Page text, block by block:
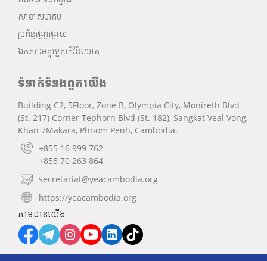
សាខាសមាគម
ប្រព័ន្ធផ្សព្វផ្សាយ
ឯកសារមគ្គុទ្ទេសក៍វិនិយោគ
ទំនាក់ទំនងពួកយើង
Building C2, 5Floor, Zone B, Olympia City, Monireth Blvd
(St. 217) Corner Tephorn Blvd (St. 182), Sangkat Veal Vong,
Khan 7Makara, Phnom Penh, Cambodia.
+855 16 999 762
+855 70 263 864
secretariat@yeacambodia.org
https://yeacambodia.org
តាមដានយើង